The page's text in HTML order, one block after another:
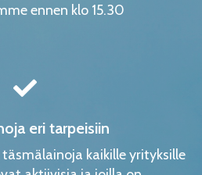
ennen klo 15.30
eri tarpeisiin
kaikille yrityksille